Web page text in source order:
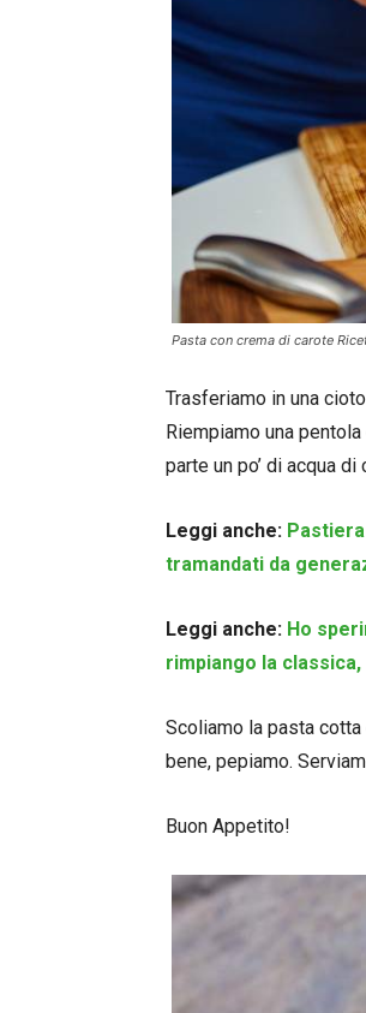
Pasta con crema di carote
Trasferiamo in una
Riempiamo una
parte un po’ di acqua
Leggi anche:
tramandati da
Leggi anche: Ho
rimpiango la
Scoliamo la pasta cotta
bene, pepiamo.
Buon Appetito!